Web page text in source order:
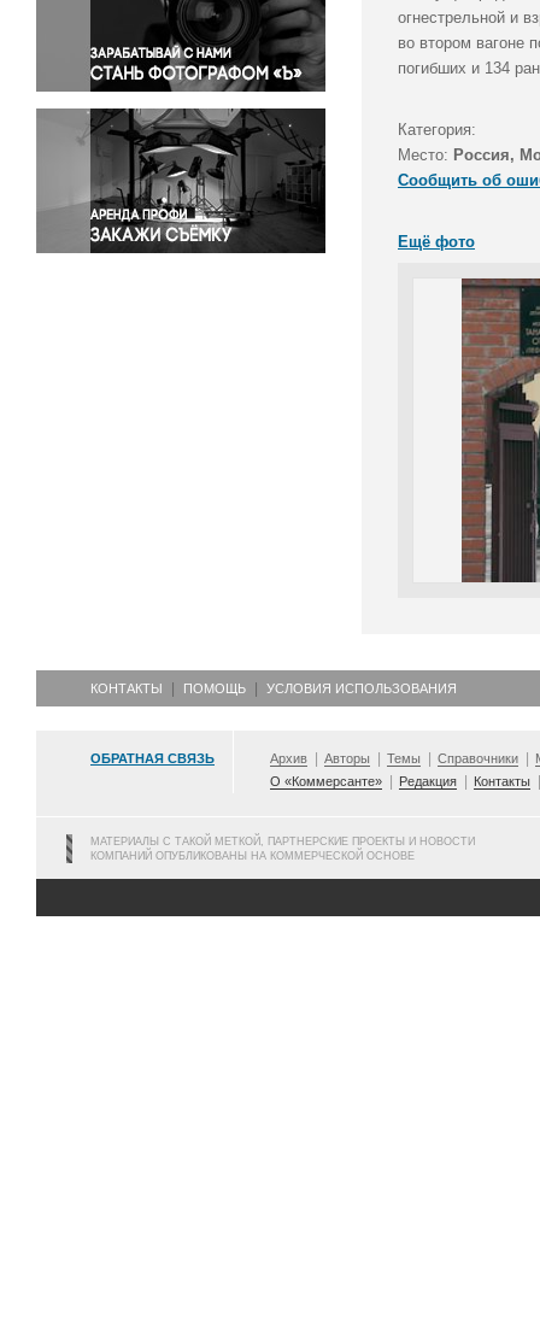
Правосудие
Происшествия и конфликты
Религия
Светская жизнь
Спорт
Экология
Экономика и бизнес
огнестрельной и
во втором вагоне
погибших и 134
Категория:
Место: Россия,
Сообщить об
Ещё фото
КОНТАКТЫ ПОМОЩЬ УСЛОВИЯ ИСПОЛЬЗОВАНИЯ
ОБРАТНАЯ СВЯЗЬ Архив Авторы Темы Справочники
О «Коммерсанте»
Редакция Контакты
МАТЕРИАЛЫ С ТАКОЙ МЕТКОЙ, ПАРТНЕРСКИЕ ПРОЕКТЫ И НОВОСТИ
КОМПАНИЙ ОПУБЛИКОВАНЫ НА КОММЕРЧЕСКОЙ ОСНОВЕ